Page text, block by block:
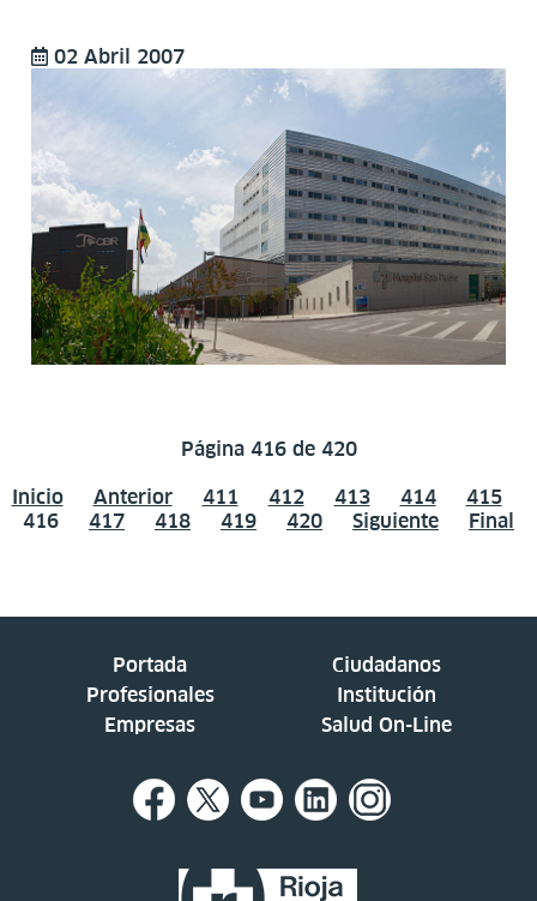
02 Abril 2007
Página 416 de 420
Inicio Anterior 411 412 413 414
415
416
417 418 419 420 Siguiente Final
Portada
Ciudadanos
Profesionales
Institución
Empresas
Salud On-Line